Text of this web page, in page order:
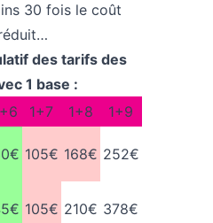
30 fois le coût
des tarifs des
1 base :
1+7 1+8
1+9
105€ 168€ 252€
105€ 210€ 378€